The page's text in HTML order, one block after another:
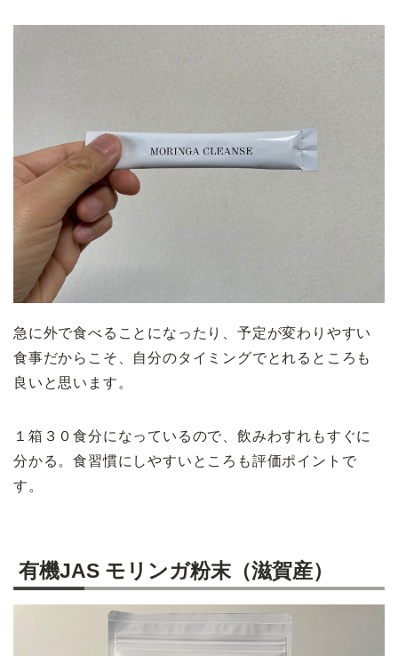
急に外で食べることになったり、予定が変わりやすい
食事だからこそ、自分のタイミングでとれるところも
良いと思います。
１箱３０食分になっているので、飲みわすれもすぐに
分かる。食習慣にしやすいところも評価ポイントで
す。
有機JAS モリンガ粉末（滋賀産）